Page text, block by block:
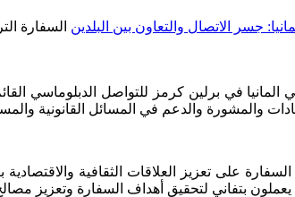
السفارة
المانيا في برلين كرمز للتواصل الدبلوماسي
والمشورة والدعم في المسائل القانونية
على تعزيز العلاقات الثقافية
بتفاني لتحقيق أهداف السفارة وتعزيز مصالح